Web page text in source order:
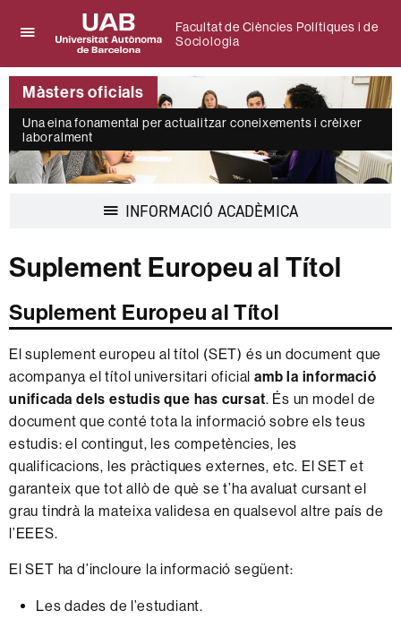
per
desplegar
el
menú
de
Facultat
de
Ciències
Sociologia
Universitat
Autònoma
de
Barcelona
Facultat de Ciències Polítiques i de
Sociologia
Màsters oficials
Una eina fonamental per actualitzar coneixements i crèixer
laboralment
INFORMACIÓ ACADÈMICA
Suplement Europeu al Títol
Suplement Europeu al Títol
El suplement europeu al títol (SET) és un document que
acompanya el títol universitari oficialamb la informació
unificada dels estudis que has cursat. És un model de
document que conté tota la informació sobre els teus
estudis: el contingut, les competències, les
qualificacions, les pràctiques externes, etc. El SET et
garanteix que tot allò de què se t’ha avaluat cursant el
grau tindrà la mateixa validesa en qualsevol altre país de
l’EEES.
El SET ha d’incloure la informació següent:
Les dades de l’estudiant.